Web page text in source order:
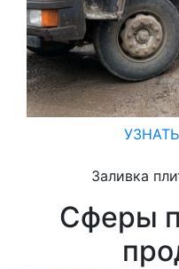
Заливка
Сферы